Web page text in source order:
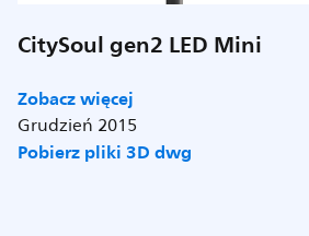
CitySoul gen2 LED Mini
Zobacz więcej
Grudzień 2015
Pobierz pliki 3D dwg